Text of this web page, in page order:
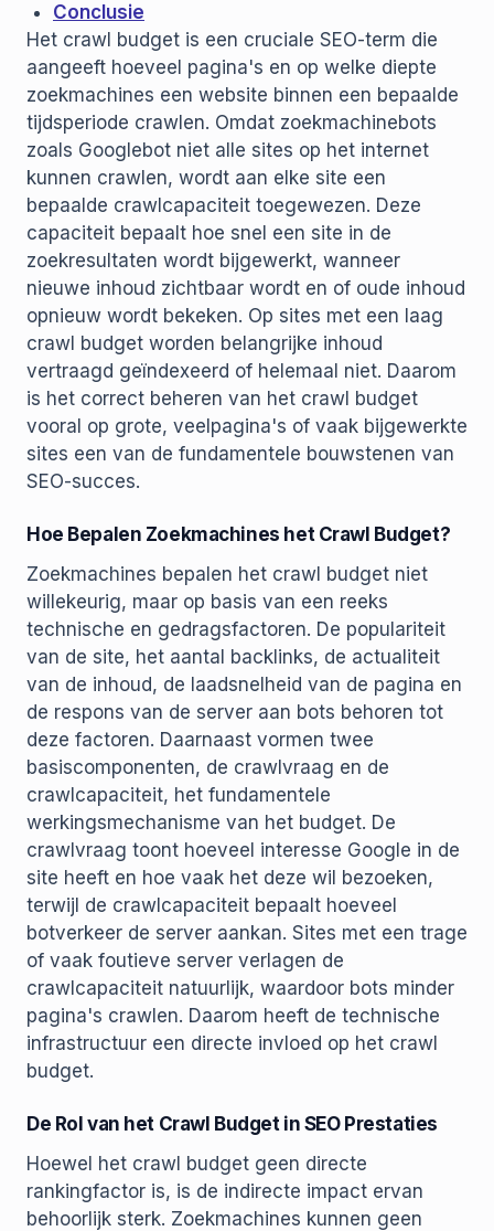
Conclusie
Het crawl budget is een cruciale SEO-term die
aangeeft hoeveel pagina's en op welke diepte
zoekmachines een website binnen een bepaalde
tijdsperiode crawlen. Omdat zoekmachinebots
zoals Googlebot niet alle sites op het internet
kunnen crawlen, wordt aan elke site een
bepaalde crawlcapaciteit toegewezen. Deze
capaciteit bepaalt hoe snel een site in de
zoekresultaten wordt bijgewerkt, wanneer
nieuwe inhoud zichtbaar wordt en of oude inhoud
opnieuw wordt bekeken. Op sites met een laag
crawl budget worden belangrijke inhoud
vertraagd geïndexeerd of helemaal niet. Daarom
is het correct beheren van het crawl budget
vooral op grote, veelpagina's of vaak bijgewerkte
sites een van de fundamentele bouwstenen van
SEO-succes.
Hoe Bepalen Zoekmachines het Crawl Budget?
Zoekmachines bepalen het crawl budget niet
willekeurig, maar op basis van een reeks
technische en gedragsfactoren. De populariteit
van de site, het aantal backlinks, de actualiteit
van de inhoud, de laadsnelheid van de pagina en
de respons van de server aan bots behoren tot
deze factoren. Daarnaast vormen twee
basiscomponenten, de crawlvraag en de
crawlcapaciteit, het fundamentele
werkingsmechanisme van het budget. De
crawlvraag toont hoeveel interesse Google in de
site heeft en hoe vaak het deze wil bezoeken,
terwijl de crawlcapaciteit bepaalt hoeveel
botverkeer de server aankan. Sites met een trage
of vaak foutieve server verlagen de
crawlcapaciteit natuurlijk, waardoor bots minder
pagina's crawlen. Daarom heeft de technische
infrastructuur een directe invloed op het crawl
budget.
De Rol van het Crawl Budget in SEO Prestaties
Hoewel het crawl budget geen directe
rankingfactor is, is de indirecte impact ervan
behoorlijk sterk. Zoekmachines kunnen geen